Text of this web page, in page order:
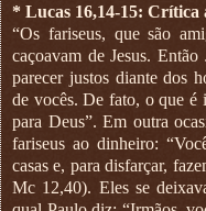
* Lucas 16,14-15: Crítica
“Os fariseus, que são
caçoavam de Jesus.
parecer justos diante dos
de vocês. De fato, o que é
para Deus”. Em outra
fariseus ao dinheiro:
casas e, para disfarçar,
Mc 12,40). Eles se